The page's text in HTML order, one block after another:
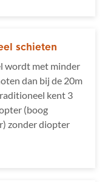
schieten
wordt met minder
dan bij de 20m
kent 3
(boog
zonder diopter